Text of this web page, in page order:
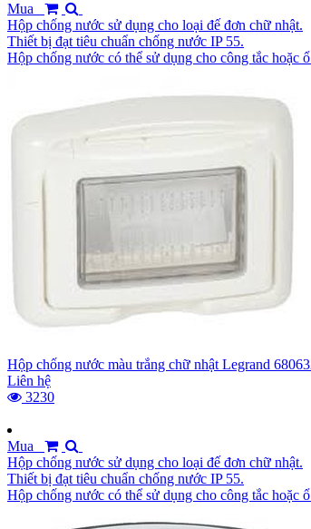
Mua
Hộp chống nước sử dụng cho loại đế đơn chữ nhật.
Thiết bị đạt tiêu chuẩn chống nước IP 55.
Hộp chống nước có thể sử dụng cho công tắc hoặc
Hộp chống nước màu trắng chữ nhật Legrand
Liên hệ
3230
Mua
Hộp chống nước sử dụng cho loại đế đơn chữ nhật.
Thiết bị đạt tiêu chuẩn chống nước IP 55.
Hộp chống nước có thể sử dụng cho công tắc hoặc